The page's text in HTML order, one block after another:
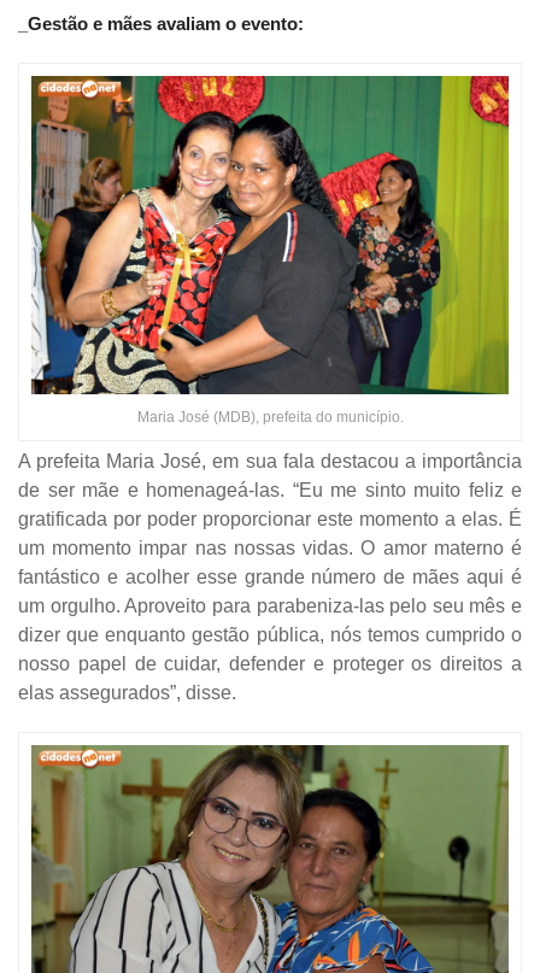
_Gestão e mães avaliam o evento:
Maria José (MDB), prefeita do município.
A prefeita Maria José, em sua fala destacou a importância
de ser mãe e homenageá-las. “Eu me sinto muito feliz e
gratificada por poder proporcionar este momento a elas. É
um momento impar nas nossas vidas. O amor materno é
fantástico e acolher esse grande número de mães aqui é
um orgulho. Aproveito para parabeniza-las pelo seu mês e
dizer que enquanto gestão pública, nós temos cumprido o
nosso papel de cuidar, defender e proteger os direitos a
elas assegurados”, disse.